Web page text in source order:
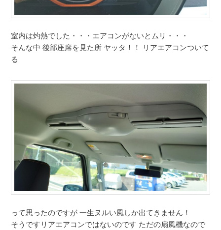
室内は灼熱でした・・・エアコンがないとムリ・・・
そんな中 後部座席を見た所 ヤッタ！！ リアエアコンついて
る
って思ったのですが 一生ヌルい風しか出てきません！
そうですリアエアコンではないのです ただの扇風機なので